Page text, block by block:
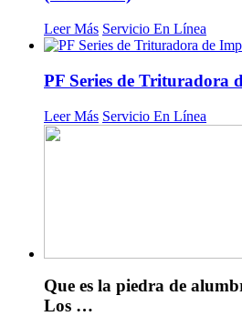
Leer Más Servicio En Línea
PF Series de Trituradora
Leer Más Servicio En Línea
Que es la piedra de
Los …